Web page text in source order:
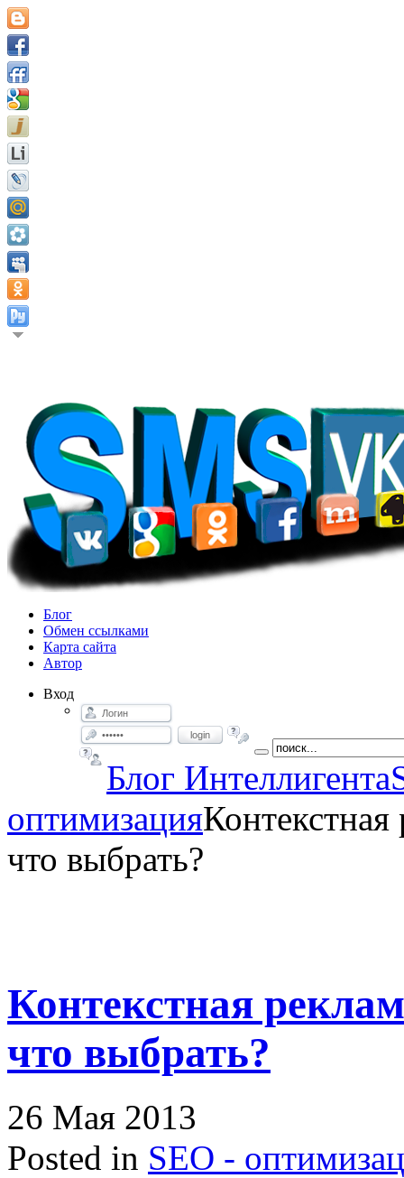
Блог
Обмен ссылками
Карта сайта
Автор
Вход
login
Блог Интеллигента
оптимизация
что выбрать?
Контекстная
что выбрать?
26 Мая 2013
Posted in SEO -